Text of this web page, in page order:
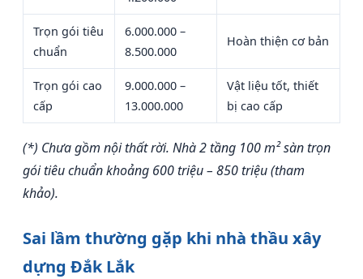
Trọn gói tiêu
chuẩn
6.000.000 –
8.500.000
Hoàn thiện cơ bản
Trọn gói cao
cấp
9.000.000 –
13.000.000
Vật liệu tốt, thiết
bị cao cấp
(*) Chưa gồm nội thất rời. Nhà 2 tầng 100 m² sàn trọn
gói tiêu chuẩn khoảng 600 triệu – 850 triệu (tham
khảo).
Sai lầm thường gặp khi nhà thầu xây
dựng Đắk Lắk